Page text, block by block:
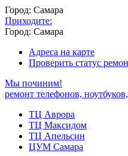
Город: Самара
Приходите:
Город: Самара
Адреса на карте
Проверить статус
Мы починим!
ремонт телефонов,
ТЦ Аврора
ТЦ Максидом
ТЦ Апельсин
ЦУМ Самара